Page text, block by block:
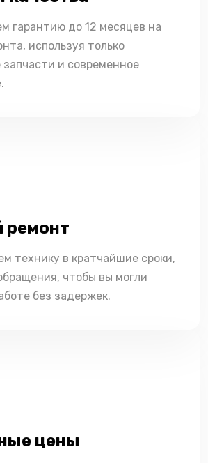
гарантию до 12 месяцев на
используя только
запчасти и современное
ремонт
технику в кратчайшие сроки,
чтобы вы могли
без задержек.
цены